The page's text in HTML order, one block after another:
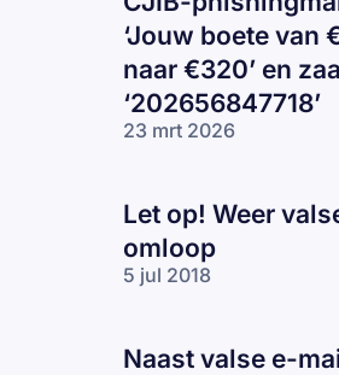
‘Jouw boete van
naar €320’ en
‘202656847718’
23 mrt 2026
Let op! Weer
omloop
5 jul 2018
Naast valse e-